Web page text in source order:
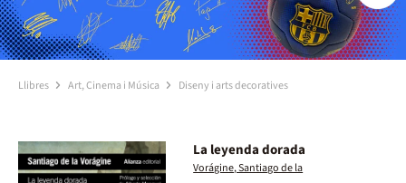
Llibres Art, Cinema i Música Diseny i arts decoratives
La leyenda dorada
Vorágine, Santiago de la